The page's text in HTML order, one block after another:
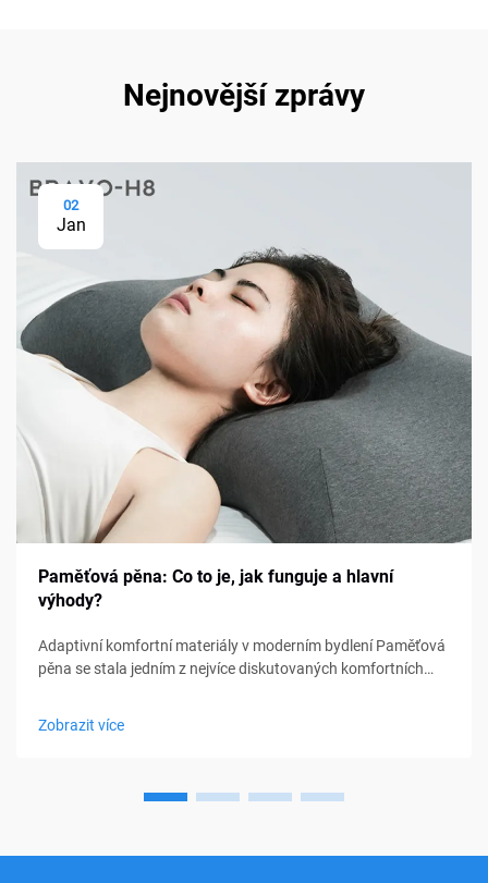
Nejnovější zprávy
02
Jan
Paměťová pěna: Co to je, jak funguje a hlavní
výhody?
Adaptivní komfortní materiály v moderním bydlení Paměťová
pěna se stala jedním z nejvíce diskutovaných komfortních
Zobrazit více